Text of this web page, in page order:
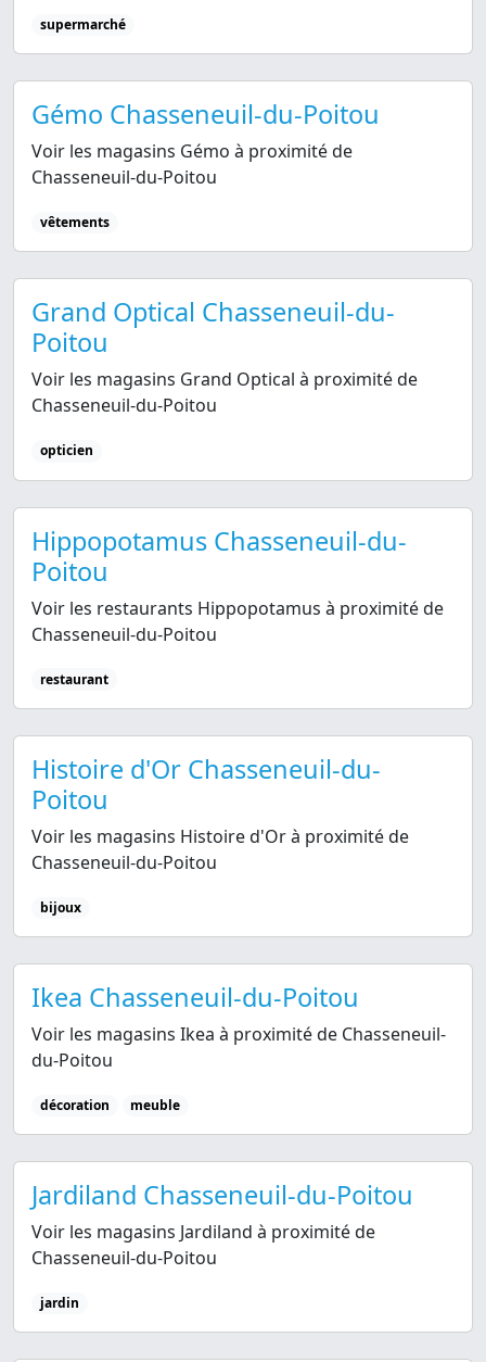
supermarché
Gémo Chasseneuil-du-Poitou
Voir les magasins Gémo à proximité de
Chasseneuil-du-Poitou
vêtements
Grand Optical Chasseneuil-du-
Poitou
Voir les magasins Grand Optical à proximité de
Chasseneuil-du-Poitou
opticien
Hippopotamus Chasseneuil-du-
Poitou
Voir les restaurants Hippopotamus à proximité de
Chasseneuil-du-Poitou
restaurant
Histoire d'Or Chasseneuil-du-
Poitou
Voir les magasins Histoire d'Or à proximité de
Chasseneuil-du-Poitou
bijoux
Ikea Chasseneuil-du-Poitou
Voir les magasins Ikea à proximité de Chasseneuil-
du-Poitou
décoration meuble
Jardiland Chasseneuil-du-Poitou
Voir les magasins Jardiland à proximité de
Chasseneuil-du-Poitou
jardin